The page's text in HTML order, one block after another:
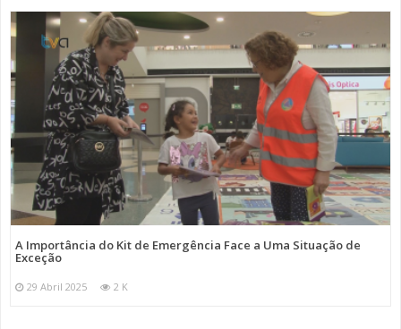
A Importância do Kit de Emergência Face a Uma Situação de
Exceção
29 Abril 2025 2 K